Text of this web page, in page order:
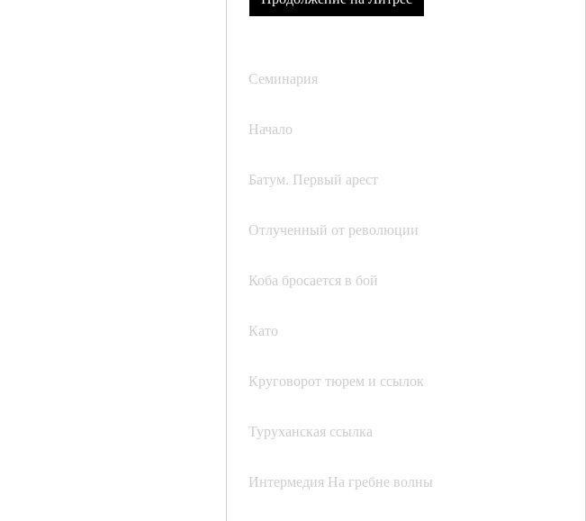
Семинария
Начало
Батум. Первый арест
Отлученный от революции
Коба бросается в бой
Като
Круговорот тюрем и ссылок
Туруханская ссылка
Интермедия На гребне волны